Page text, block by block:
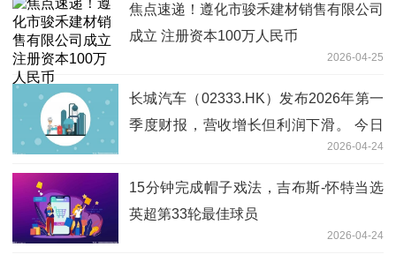
焦点速递！遵化市骏禾建材销售有限公司
成立 注册资本100万人民币
2026-04-25
长城汽车（02333.HK）发布2026年第一
季度财报，营收增长但利润下滑。 今日
2026-04-24
15分钟完成帽子戏法，吉布斯-怀特当选
英超第33轮最佳球员
2026-04-24